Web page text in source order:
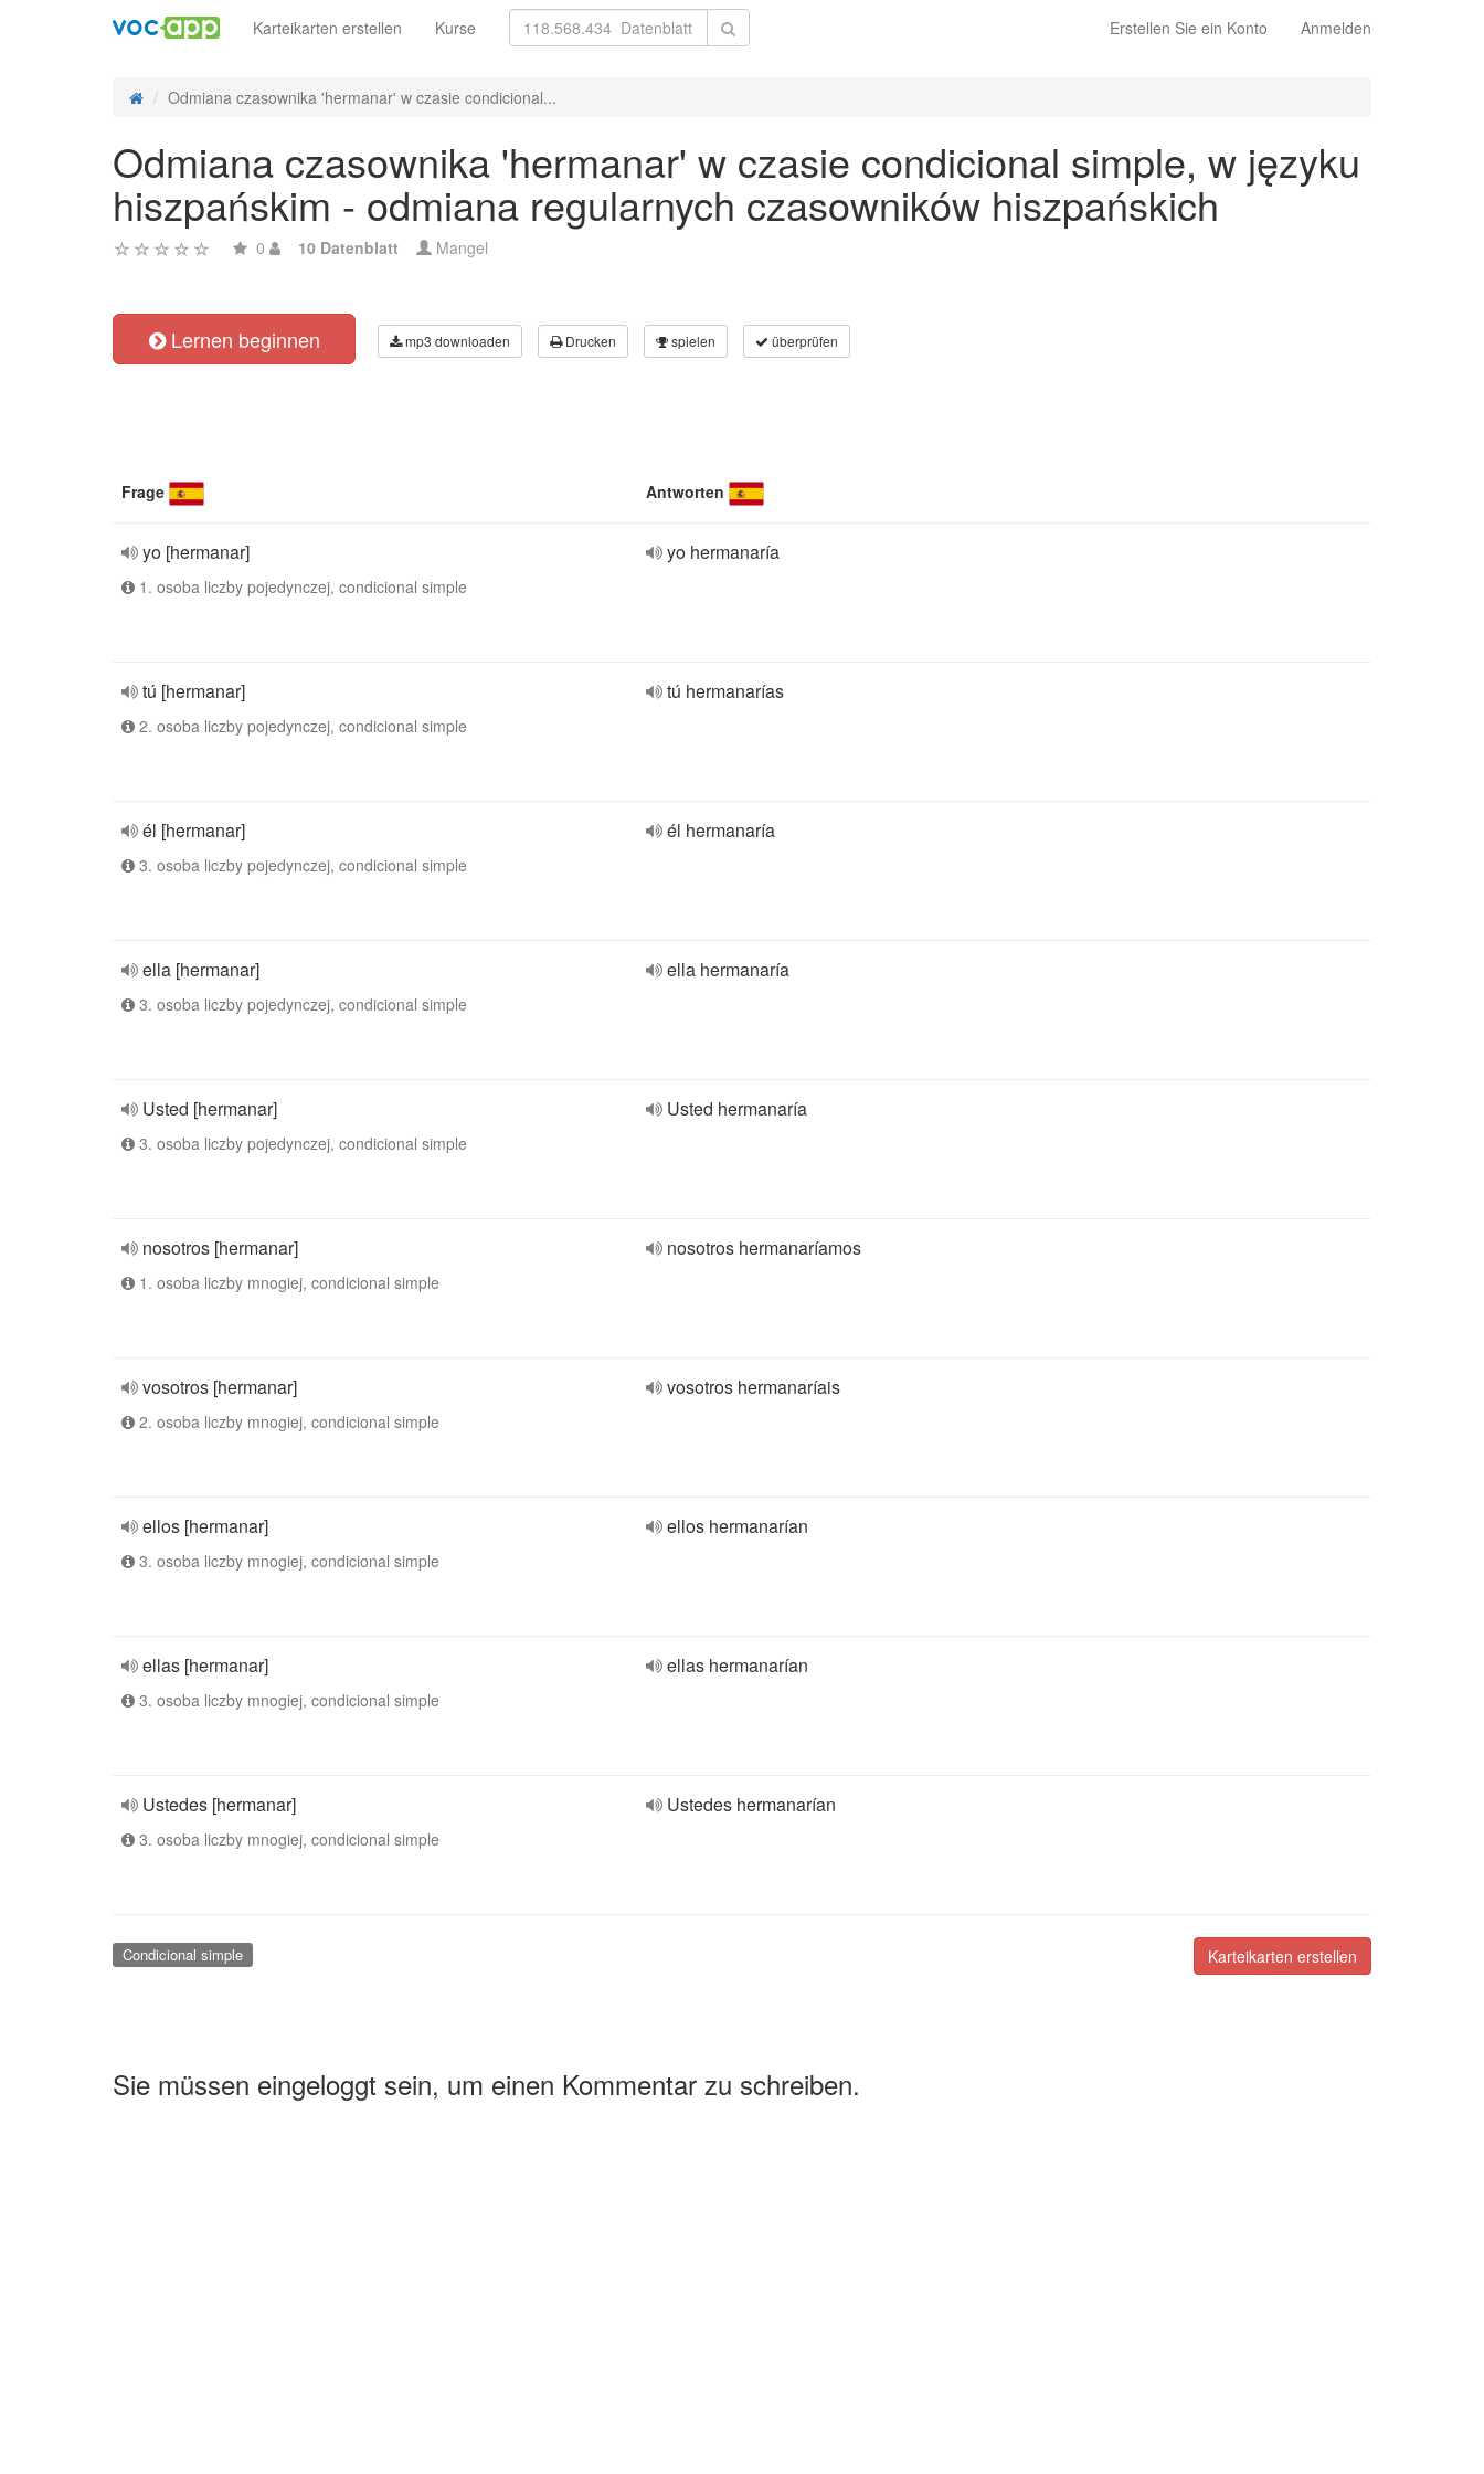
Erstellen Sie ein Konto Anmelden
Karteikarten erstellen Kurse
Odmiana czasownika 'hermanar' w czasie condicional...
Odmiana czasownika 'hermanar' w czasie condicional simple, w języku
hiszpańskim - odmiana regularnych czasowników hiszpańskich
0 10 Datenblatt Mangel
Lernen beginnen mp3 downloaden Drucken spielen überprüfen
Frage Antworten
yo [hermanar]
1. osoba liczby pojedynczej, condicional simple
yo hermanaría
tú [hermanar]
2. osoba liczby pojedynczej, condicional simple
tú hermanarías
él [hermanar]
3. osoba liczby pojedynczej, condicional simple
él hermanaría
ella [hermanar]
3. osoba liczby pojedynczej, condicional simple
ella hermanaría
Usted [hermanar]
3. osoba liczby pojedynczej, condicional simple
Usted hermanaría
nosotros [hermanar]
1. osoba liczby mnogiej, condicional simple
nosotros hermanaríamos
vosotros [hermanar]
2. osoba liczby mnogiej, condicional simple
vosotros hermanaríais
ellos [hermanar]
3. osoba liczby mnogiej, condicional simple
ellos hermanarían
ellas [hermanar]
3. osoba liczby mnogiej, condicional simple
ellas hermanarían
Ustedes [hermanar]
3. osoba liczby mnogiej, condicional simple
Ustedes hermanarían
Karteikarten erstellen
Condicional simple
Sie müssen eingeloggt sein, um einen Kommentar zu schreiben.